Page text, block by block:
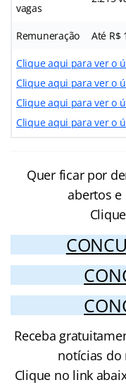
vagas
Remuneração Até R$
Clique aqui para ver o
Clique aqui para ver o
Clique aqui para ver o
Clique aqui para ver o
Quer ficar por
abertos e
Receba
notícias do
Clique no link